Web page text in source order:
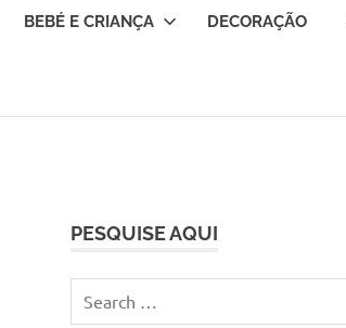
BEBÉ E CRIANÇA DECORAÇÃO
PESQUISE AQUI
for: